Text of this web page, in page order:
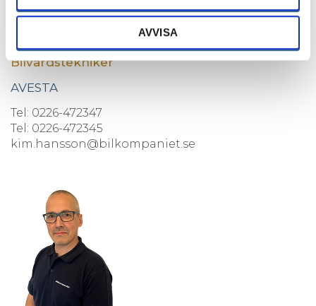
AVVISA
Bilvårdstekniker
AVESTA
Tel: 0226-472347
Tel: 0226-472345
kim.hansson@bilkompaniet.se